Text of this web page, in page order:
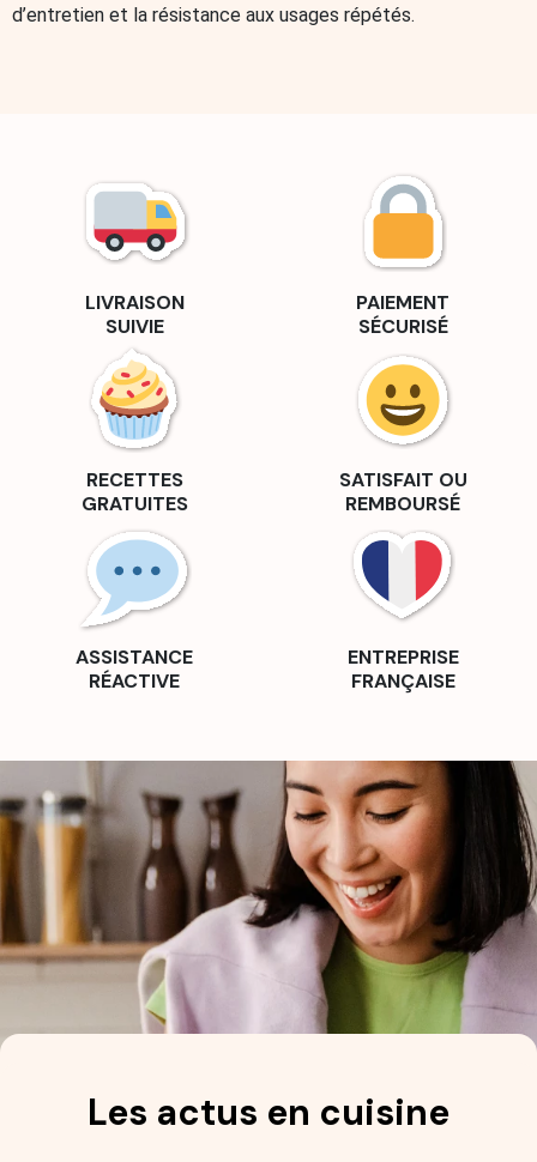
d’entretien et la résistance aux usages répétés.
LIVRAISON
SUIVIE
PAIEMENT
SÉCURISÉ
RECETTES
GRATUITES
SATISFAIT OU
REMBOURSÉ
ASSISTANCE
RÉACTIVE
ENTREPRISE
FRANÇAISE
Les actus en cuisine